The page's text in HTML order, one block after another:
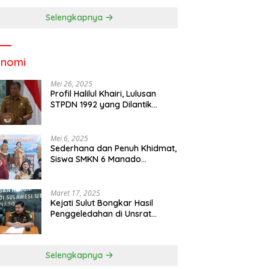
Selengkapnya
Mei 26, 2025
Profil Halilul Khairi, Lulusan
STPDN 1992 yang Dilantik
Mei 6, 2025
Sederhana dan Penuh Khidmat,
Siswa SMKN 6 Manado
Maret 17, 2025
Kejati Sulut Bongkar Hasil
Penggeledahan di Unsrat
Selengkapnya